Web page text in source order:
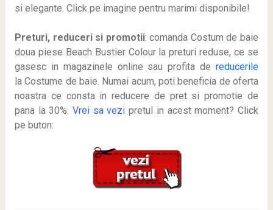
si elegante. Click pe imagine pentru marimi disponibile!
Preturi, reduceri si promotii: comanda Costum de baie
doua piese Beach Bustier Colour la preturi reduse, ce se
gasesc in magazinele online sau profita dereducerile
la Costume de baie. Numai acum, poti beneficia de oferta
noastra ce consta in reducere de pret si promotie de
pana la 30%.Vrei sa vezipretul in acest moment? Click
pe buton: